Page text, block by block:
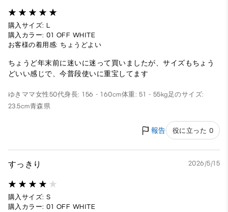
購入サイズ: L
購入カラー: 01 OFF WHITE
お客様の着用感: ちょうどよい
ちょうど年末前に迷いに迷って買いましたが、サイズもちょう
どいい感じで、今普段使いに重宝してます
ゆきママ女性50代身長: 156 - 160cm体重: 51 - 55kg足のサイズ:
23.5cm青森県
報告 役に立った 0
すっきり 2026/5/15
購入サイズ: S
購入カラー: 01 OFF WHITE